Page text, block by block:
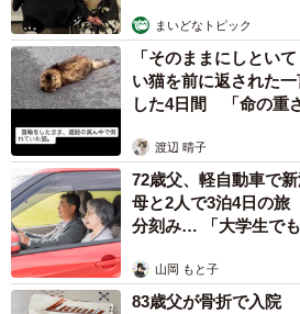
まいどなトピック
「そのままにしとい
い猫を前に返された
した4日間 「命の重
渡辺 晴子
72歳父、軽自動車で
母と2人で3泊4日の
分刻み… 「大学生でも
山岡 もと子
83歳父が骨折で入院